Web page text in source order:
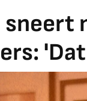
sneert